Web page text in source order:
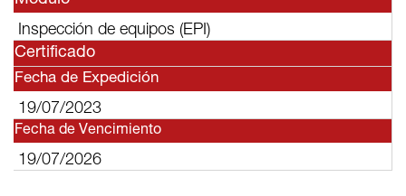
Inspección de equipos (EPI)
Certificado
Fecha de Expedición
19/07/2023
Fecha de Vencimiento
19/07/2026